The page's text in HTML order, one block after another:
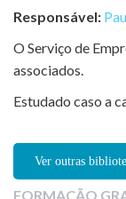
Responsável:
O Serviço de
associados.
Estudado caso a
Ver outras
FORMAÇÃO